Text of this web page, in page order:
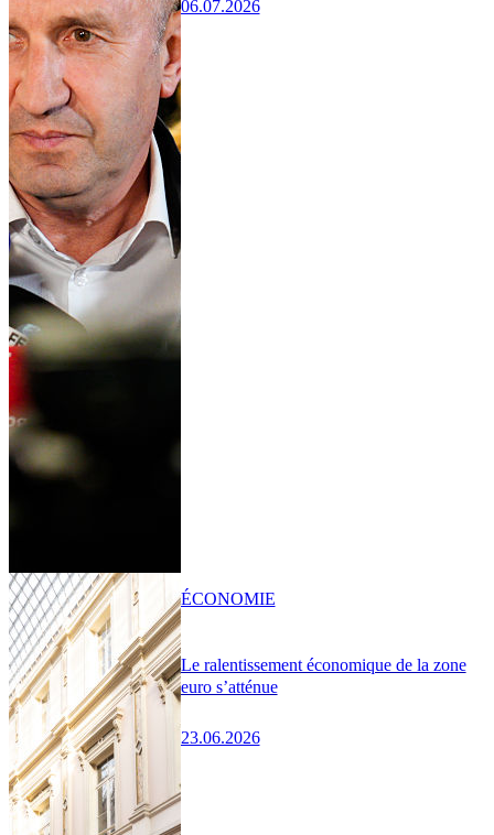
06.07.2026
Le ralentissement économique de la zone
euro s’atténue
23.06.2026
ÉCONOMIE